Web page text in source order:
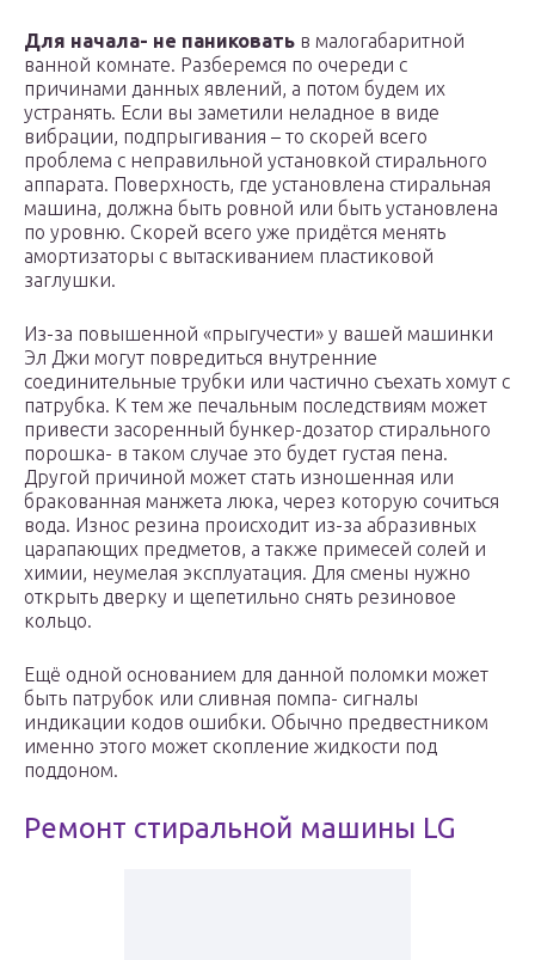
Для начала- не паниковать в малогабаритной
ванной комнате. Разберемся по очереди с
причинами данных явлений, а потом будем их
устранять. Если вы заметили неладное в виде
вибрации, подпрыгивания – то скорей всего
проблема с неправильной установкой стирального
аппарата. Поверхность, где установлена стиральная
машина, должна быть ровной или быть установлена
по уровню. Скорей всего уже придётся менять
амортизаторы с вытаскиванием пластиковой
заглушки.
Из-за повышенной «прыгучести» у вашей машинки
Эл Джи могут повредиться внутренние
соединительные трубки или частично съехать хомут с
патрубка. К тем же печальным последствиям может
привести засоренный бункер-дозатор стирального
порошка- в таком случае это будет густая пена.
Другой причиной может стать изношенная или
бракованная манжета люка, через которую сочиться
вода. Износ резина происходит из-за абразивных
царапающих предметов, а также примесей солей и
химии, неумелая эксплуатация. Для смены нужно
открыть дверку и щепетильно снять резиновое
кольцо.
Ещё одной основанием для данной поломки может
быть патрубок или сливная помпа- сигналы
индикации кодов ошибки. Обычно предвестником
именно этого может скопление жидкости под
поддоном.
Ремонт стиральной машины LG